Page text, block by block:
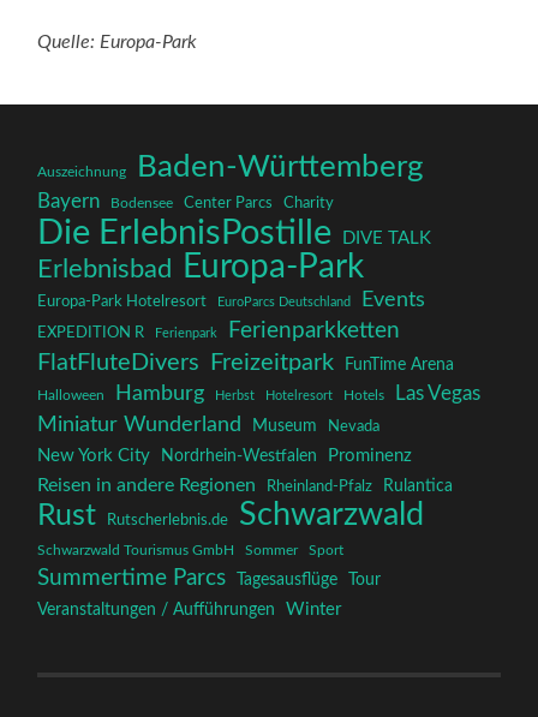
Quelle: Europa-Park
Auszeichnung Baden-Württemberg
Bayern Bodensee Center Parcs Charity
Die ErlebnisPostille DIVE TALK
Erlebnisbad Europa-Park
Europa-Park Hotelresort EuroParcs Deutschland Events
EXPEDITION R Ferienpark Ferienparkketten
FlatFluteDivers Freizeitpark FunTime Arena
Halloween Hamburg Herbst Hotelresort Hotels
Las Vegas
Miniatur Wunderland
Museum Nevada
New York City Nordrhein-Westfalen Prominenz
Reisen in andere Regionen Rheinland-Pfalz Rulantica
Rust Rutscherlebnis.de Schwarzwald
Schwarzwald Tourismus GmbH Sommer Sport
Summertime Parcs Tagesausflüge
Tour
Veranstaltungen / Aufführungen
Winter